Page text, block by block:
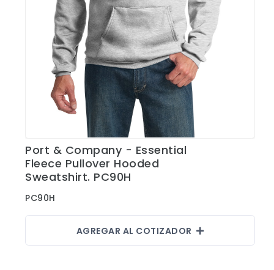
Ver Detalles
Port & Company - Essential
Fleece Pullover Hooded
Sweatshirt. PC90H
PC90H
AGREGAR AL COTIZADOR